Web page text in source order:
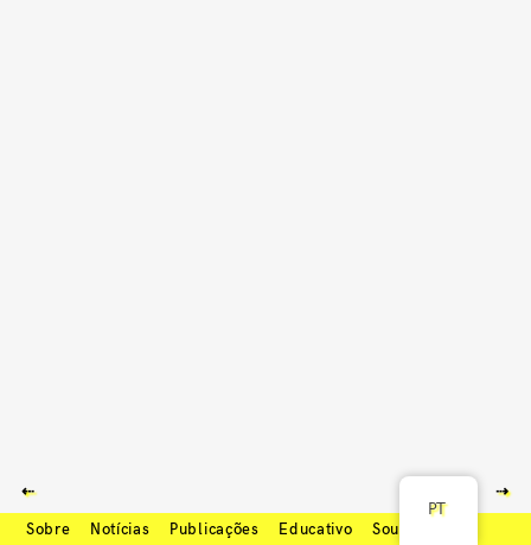
⇠ ⇢
PT
Sobre Notícias Publicações Educativo Soundcloud